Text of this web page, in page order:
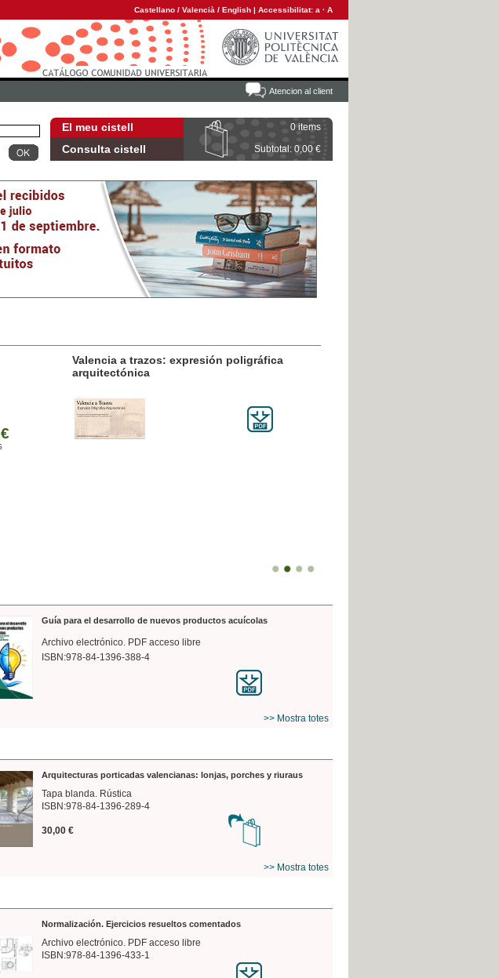
Castellano / Valencià / English | Accessibilitat: a · A
Atencion al client
El meu cistell 0 items
Consulta cistell Subtotal: 0,00 €
Valencia a trazos: expresión poligráfica
arquitectónica
Guía para el desarrollo de nuevos productos acuícolas
Archivo electrónico. PDF acceso libre
ISBN:978-84-1396-388-4
>> Mostra totes
Arquitecturas porticadas valencianas: lonjas, porches y riuraus
Tapa blanda. Rústica
ISBN:978-84-1396-289-4
30,00 €
>> Mostra totes
Normalización. Ejercicios resueltos comentados
Archivo electrónico. PDF acceso libre
ISBN:978-84-1396-433-1